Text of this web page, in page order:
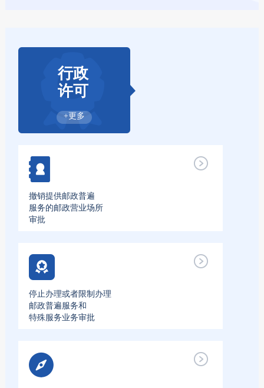
行政
许可
+更多
撤销提供邮政普遍
服务的邮政营业场所
审批
停止办理或者限制办理
邮政普遍服务和
特殊服务业务审批